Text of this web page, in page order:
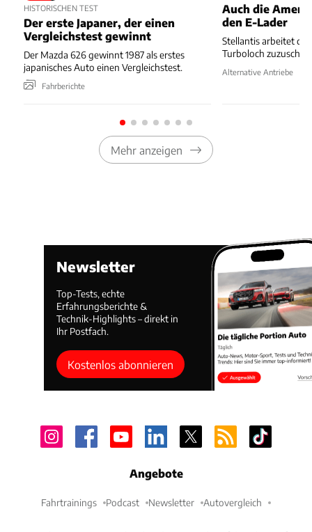
HISTORISCHEN TEST
Der erste Japaner, der einen
Vergleichstest gewinnt
Der Mazda 626 gewinnt 1987 als erstes
japanisches Auto einen Vergleichstest.
Fahrberichte
Auch die
den E-Lader
Stellantis arbeitet
Turboloch
Alternative Antriebe
Mehr anzeigen
Newsletter
Top-Tests, echte
Erfahrungsberichte &
Technik-Highlights – direkt in
Ihr Postfach.
Kostenlos abonnieren
Angebote
Fahrtrainings Podcast Newsletter Autovergleich